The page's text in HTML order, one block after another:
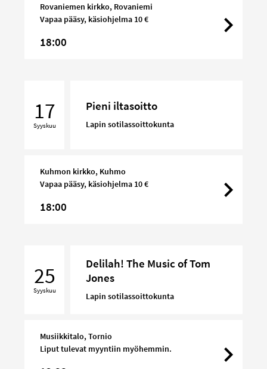
Rovaniemen kirkko, Rovaniemi
Vapaa pääsy, käsiohjelma 10 €
18:00
iltasoitto
17
Syyskuu
Pieni iltasoitto
Lapin sotilassoittokunta
Kuhmon kirkko, Kuhmo
Vapaa pääsy, käsiohjelma 10 €
18:00
The
Music
25
Syyskuu
Delilah! The Music of Tom
Jones
Lapin sotilassoittokunta
Musiikkitalo, Tornio
Liput tulevat myyntiin myöhemmin.